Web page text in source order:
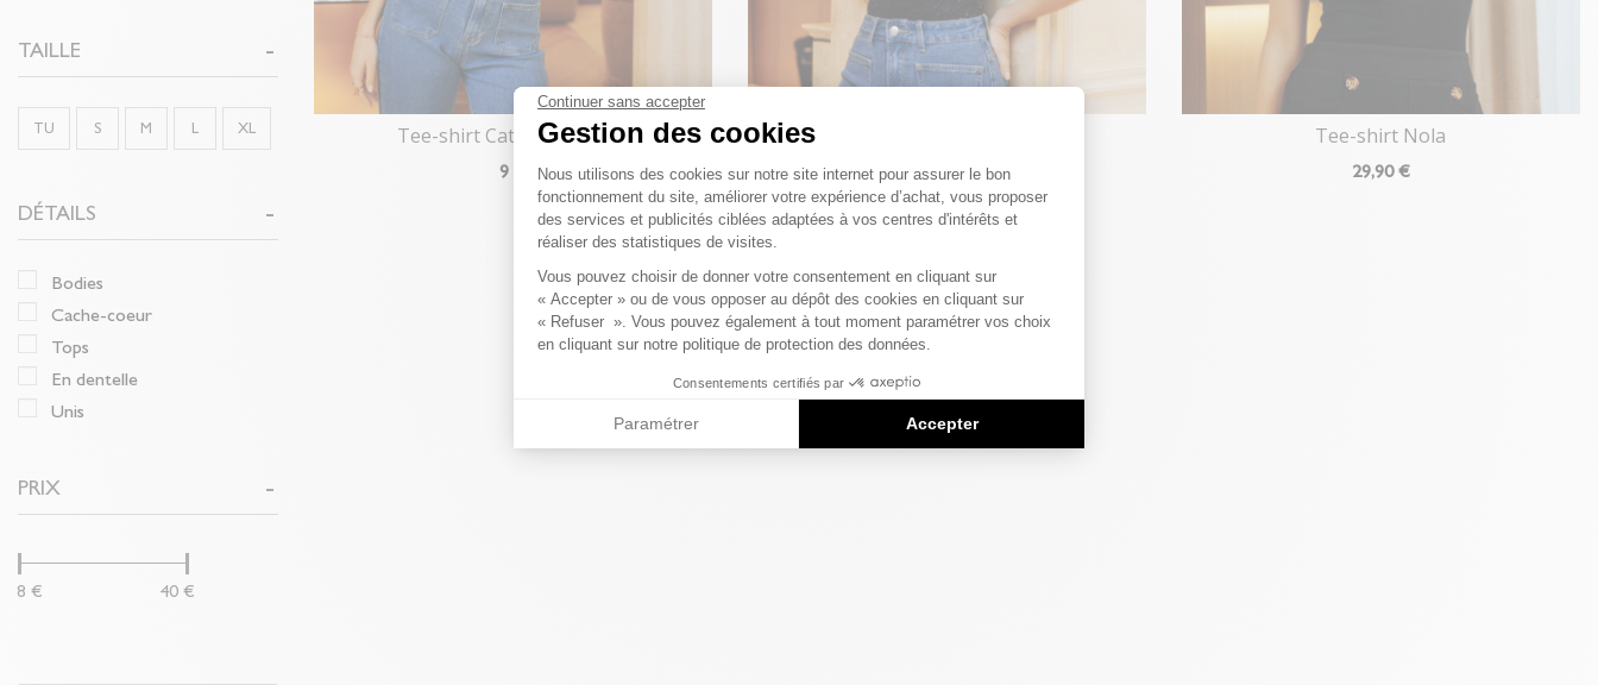
Continuer sans accepter
Gestion des cookies
Plateforme de Gestion du Consentement : Personnalisez vos Options
Nous utilisons des cookies sur notre site internet pour assurer le bon
fonctionnement du site, améliorer votre expérience d’achat, vous proposer
des services et publicités ciblées adaptées à vos centres d'intérêts et
réaliser des statistiques de visites.
Vous pouvez choisir de donner votre consentement en cliquant sur
« Accepter » ou de vous opposer au dépôt des cookies en cliquant sur
« Refuser ». Vous pouvez également à tout moment paramétrer vos choix
en cliquant sur notre politique de protection des données.
Consentements certifiés par
Paramétrer Accepter
TAILLE
TU S M L XL
DÉTAILS
bodies
cache-coeur
tops
en dentelle
unis
PRIX
8 € 40 €
Tee-shirt Cathy à dentelle
9 39,90 €
Tee-shirt Nola
29,90 €